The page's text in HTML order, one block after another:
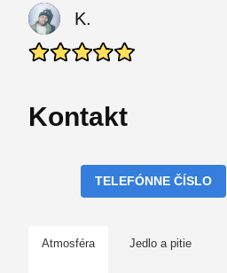
K.
Kontakt
TELEFÓNNE ČÍSLO
Atmosféra Jedlo a pitie